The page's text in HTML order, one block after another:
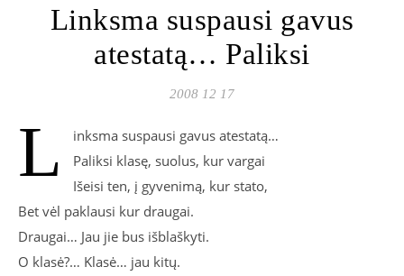
Linksma suspausi gavus
atestatą… Paliksi
2008 12 17
L
inksma suspausi gavus atestatą…
Paliksi klasę, suolus, kur vargai
Išeisi ten, į gyvenimą, kur stato,
Bet vėl paklausi kur draugai.
Draugai… Jau jie bus išblaškyti.
O klasė?… Klasė… jau kitų.